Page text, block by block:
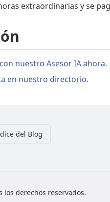
extraordinarias y se
nuestro Asesor IA ahora.
en nuestro directorio.
del Blog
los derechos reservados.